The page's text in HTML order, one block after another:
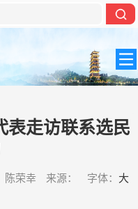
表走访联系选民
陈荣幸 来源： 字体： 大